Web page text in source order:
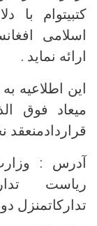
کتبیتوام با
اسلامی
ارائه نماید .
این اطلاعیه
میعاد فوق
قراردادمنعقد
آدرس :
ریاست
تدارکاتمنزل